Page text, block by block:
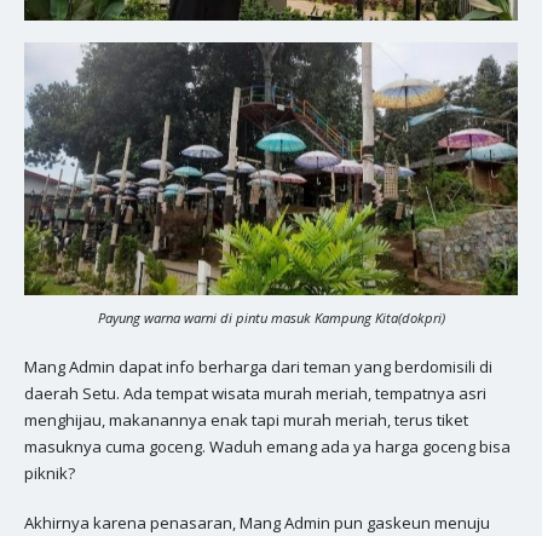
Payung warna warni di pintu masuk Kampung Kita(dokpri)
Mang Admin dapat info berharga dari teman yang berdomisili di
daerah Setu. Ada tempat wisata murah meriah, tempatnya asri
menghijau, makanannya enak tapi murah meriah, terus tiket
masuknya cuma goceng. Waduh emang ada ya harga goceng bisa
piknik?
Akhirnya karena penasaran, Mang Admin pun gaskeun menuju